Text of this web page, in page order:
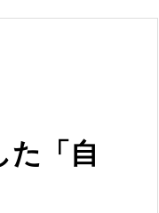
た「自